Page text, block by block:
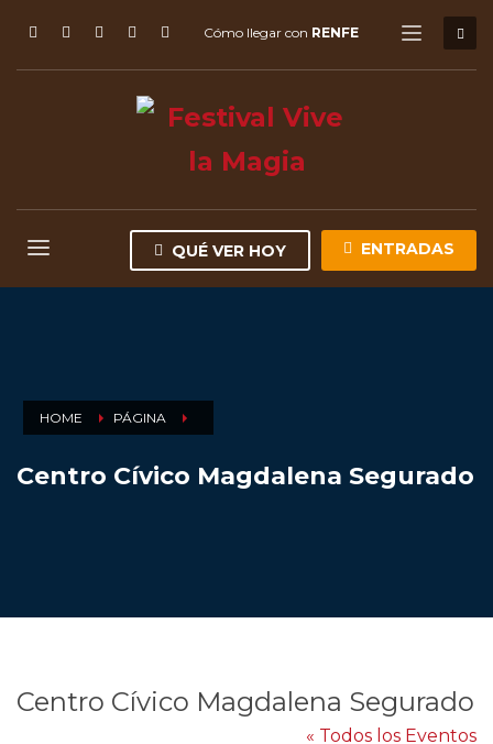
Cómo llegar con RENFE
QUÉ VER HOY ENTRADAS
HOME PÁGINA
Centro Cívico Magdalena Segurado
Centro Cívico Magdalena Segurado
« Todos los Eventos